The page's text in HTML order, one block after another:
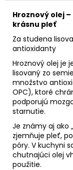
Hroznový olej
krásnu pleť
Za studena
antioxidanty
Hroznový olej je
lisovaný zo
množstvo
OPC), ktoré
podporujú
starnutie.
Je známy aj ako
zjemňuje pleť,
póry. V kuchyni
chutnajúci olej
použitie.